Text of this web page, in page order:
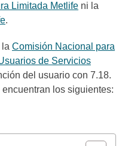
Limitada Metlife ni la
.
la Comisión Nacional para
de Servicios
del usuario con 7.18.
los siguientes: